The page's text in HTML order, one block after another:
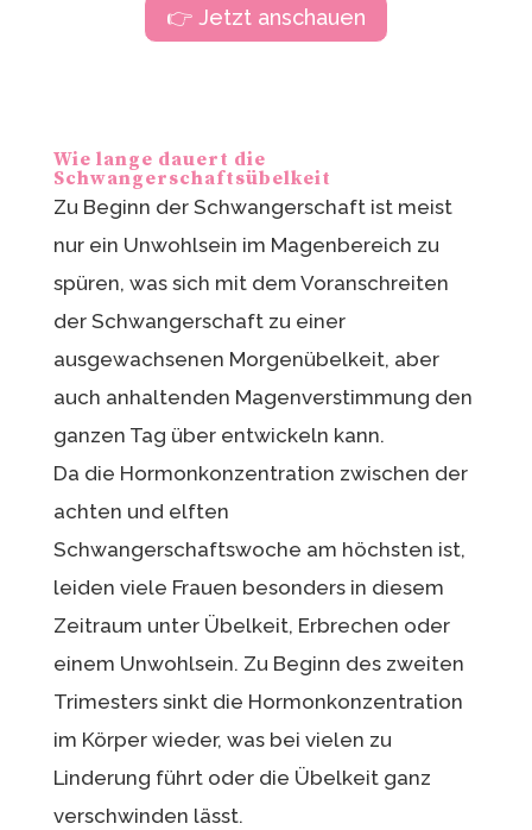
👉 Jetzt anschauen
Wie lange dauert die
Schwangerschaftsübelkeit
Zu Beginn der Schwangerschaft ist meist
nur ein Unwohlsein im Magenbereich zu
spüren, was sich mit dem Voranschreiten
der Schwangerschaft zu einer
ausgewachsenen Morgenübelkeit, aber
auch anhaltenden Magenverstimmung den
ganzen Tag über entwickeln kann.
Da die Hormonkonzentration zwischen der
achten und elften
Schwangerschaftswoche am höchsten ist,
leiden viele Frauen besonders in diesem
Zeitraum unter Übelkeit, Erbrechen oder
einem Unwohlsein. Zu Beginn des zweiten
Trimesters sinkt die Hormonkonzentration
im Körper wieder, was bei vielen zu
Linderung führt oder die Übelkeit ganz
verschwinden lässt.